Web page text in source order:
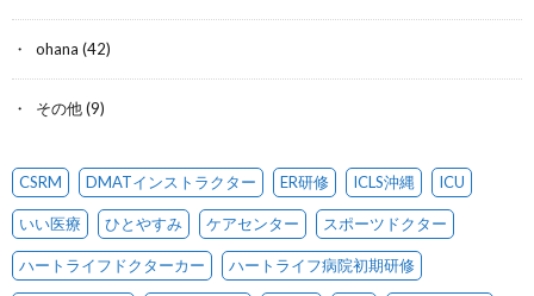
ohana (42)
その他(9)
CSRM DMATインストラクター ER研修 ICLS沖縄 ICU
いい医療 ひとやすみ ケアセンター スポーツドクター
ハートライフドクターカー ハートライフ病院初期研修